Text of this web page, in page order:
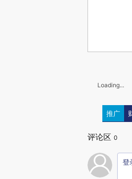
Loading...
推广
评论区 0
登